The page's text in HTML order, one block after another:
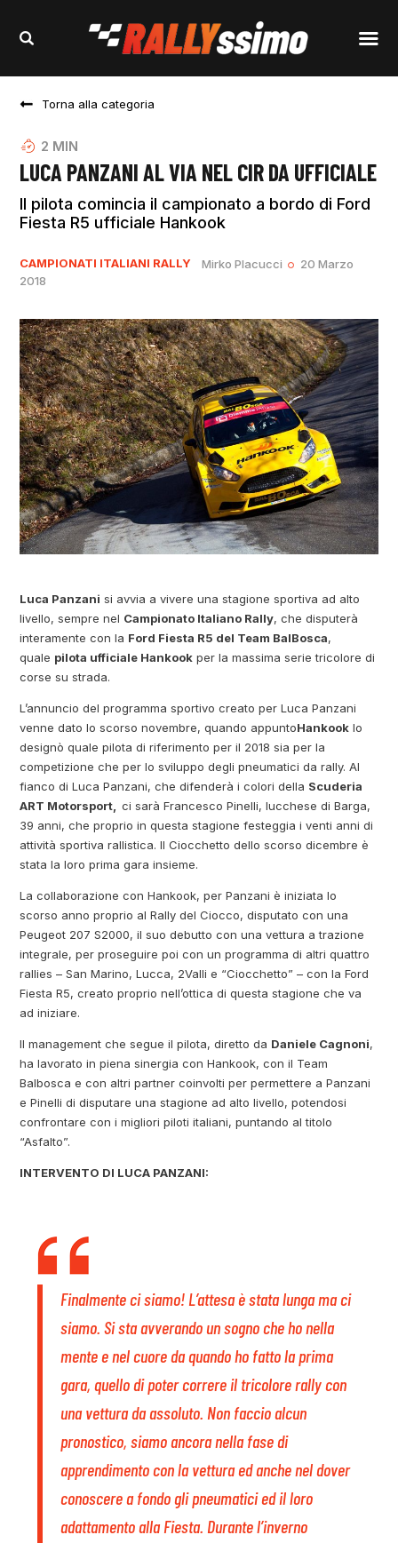
Torna alla categoria
2 MIN
LUCA PANZANI AL VIA NEL CIR DA UFFICIALE
Il pilota comincia il campionato a bordo di Ford
Fiesta R5 ufficiale Hankook
CAMPIONATI ITALIANI RALLY Mirko Placucci
20 Marzo
2018
Luca Panzani si avvia a vivere una stagione sportiva ad alto
livello, sempre nel Campionato Italiano Rally, che disputerà
interamente con la Ford Fiesta R5 del Team BalBosca,
quale pilota ufficiale Hankook per la massima serie tricolore di
corse su strada.
L’annuncio del programma sportivo creato per Luca Panzani
venne dato lo scorso novembre, quando appuntoHankook lo
designò quale pilota di riferimento per il 2018 sia per la
competizione che per lo sviluppo degli pneumatici da rally. Al
fianco di Luca Panzani, che difenderà i colori della Scuderia
ART Motorsport,ci sarà Francesco Pinelli, lucchese di Barga,
39 anni, che proprio in questa stagione festeggia i venti anni di
attività sportiva rallistica. Il Ciocchetto dello scorso dicembre è
stata la loro prima gara insieme.
La collaborazione con Hankook, per Panzani è iniziata lo
scorso anno proprio al Rally del Ciocco, disputato con una
Peugeot 207 S2000, il suo debutto con una vettura a trazione
integrale, per proseguire poi con un programma di altri quattro
rallies – San Marino, Lucca, 2Valli e “Ciocchetto” – con la Ford
Fiesta R5, creato proprio nell’ottica di questa stagione che va
ad iniziare.
Il management che segue il pilota, diretto da Daniele Cagnoni,
ha lavorato in piena sinergia con Hankook, con il Team
Balbosca e con altri partner coinvolti per permettere a Panzani
e Pinelli di disputare una stagione ad alto livello, potendosi
confrontare con i migliori piloti italiani, puntando al titolo
“Asfalto”.
INTERVENTO DI LUCA PANZANI:
Finalmente ci siamo! L’attesa è stata lunga ma ci
siamo. Si sta avverando un sogno che ho nella
mente e nel cuore da quando ho fatto la prima
gara, quello di poter correre il tricolore rally con
una vettura da assoluto. Non faccio alcun
pronostico, siamo ancora nella fase di
apprendimento con la vettura ed anche nel dover
conoscere a fondo gli pneumatici ed il loro
adattamento alla Fiesta. Durante l’inverno